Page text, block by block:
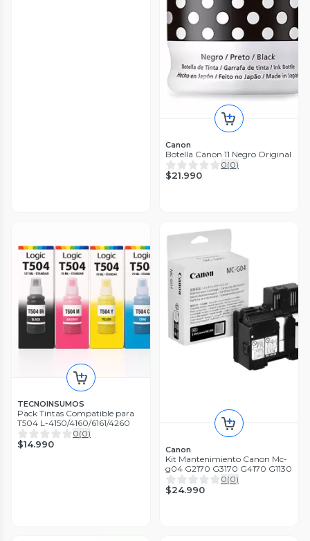
Canon
Botella Canon 11 Negro Original
0(0)
$21.990
TECNOINSUMOS
Pack Tintas Compatible para
T504 L-4150/4160/6161/4260
0(0)
$14.990
Canon
Kit Mantenimiento Canon Mc-
g04 G2170 G3170 G4170 G1130
0(0)
$24.990